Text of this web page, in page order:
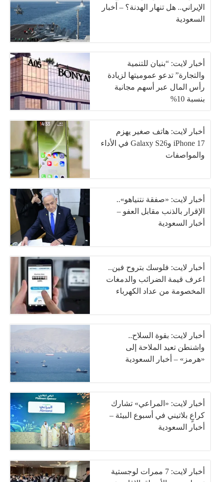
الإيراني.. هل تنهار الهدنة؟ – أخبار
السعودية
أخبار لايت: “بنيان للتنمية
والتجارة” تدعو عموميتها لزيادة
رأس المال عبر أسهم مجانية
بنسبة 10%
أخبار لايت: هاتف صغير يهزم
iPhone 17 وGalaxy S26 في الأداء
والمواصفات
أخبار لايت: «صفقة نتنياهو»..
الإقرار بالذنب مقابل العفو –
أخبار السعودية
أخبار لايت: فلوسك بتروح فين..
اعرف قيمة الضرائب والدمغات
المخصومة من عداد الكهرباء
أخبار لايت: بقوة السلاح..
واشنطن تعيد الملاحة إلى
«هرمز» – أخبار السعودية
أخبار لايت: «المراعي» تشارك
كراعٍ بلاتيني في أسبوع البيئة –
أخبار السعودية
أخبار لايت: 7 ممرات لوجستية